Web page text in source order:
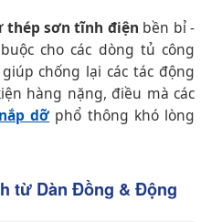
thép sơn tĩnh điện bền bỉ -
cho các dòng tủ công
chống lại các tác động
hàng nặng, điều mà các
dỡphổ thông khó lòng
từ Dàn Đồng & Động